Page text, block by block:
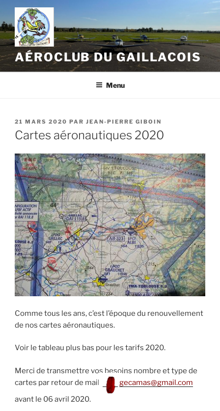
Aller
contenu
principal
AÉROCLUB DU GAILLACOIS
Menu
PUBLIÉ
LE
21 MARS 2020 PAR JEAN-PIERRE GIBOIN
Cartes aéronautiques 2020
Comme tous les ans, c’est l’époque du renouvellement
de nos cartes aéronautiques.
Voir le tableau plus bas pour les tarifs 2020.
Merci de transmettre vos besoins nombre et type de
cartes par retour de mail
gecamas@gmail.com
avant le 06 avril 2020.